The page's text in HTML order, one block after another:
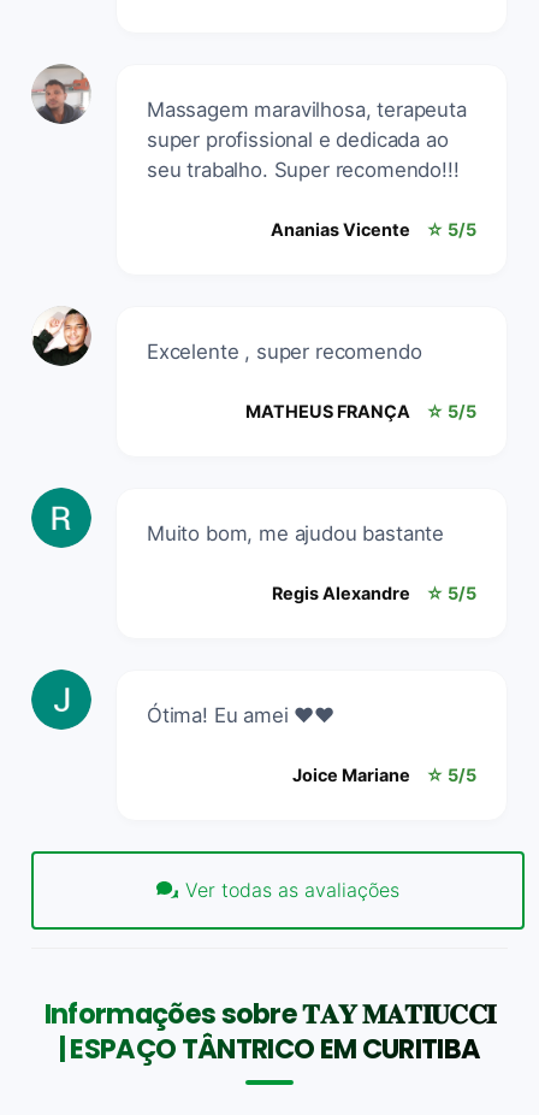
Massagem maravilhosa, terapeuta
super profissional e dedicada ao
seu trabalho. Super recomendo!!!
Ananias Vicente ☆ 5/5
Excelente , super recomendo
MATHEUS FRANÇA ☆ 5/5
Muito bom, me ajudou bastante
Regis Alexandre ☆ 5/5
Ótima! Eu amei ❤️❤️
Joice Mariane ☆ 5/5
Ver todas as avaliações
Informações sobre 𝐓𝐀𝐘 𝐌𝐀𝐓𝐈𝐔𝐂𝐂𝐈
| ESPAÇO TÂNTRICO EM CURITIBA